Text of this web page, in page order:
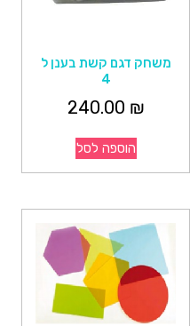
משחק דגם קשת בענן ל
4
240.00 ₪
הוספה לסל